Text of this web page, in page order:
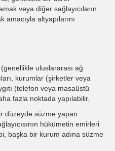
veya diğer sağlayıcıların
altyapılarını
uluslararası ağ
kurumlar (şirketler veya
(telefon veya masaüstü
fazla noktada yapılabilir.
düzeyde süzme yapan
hükümetin emirleri
başka bir kurum adına süzme